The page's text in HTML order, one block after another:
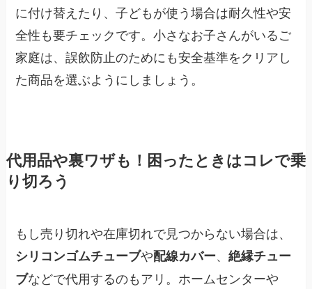
に付け替えたり、子どもが使う場合は耐久性や安
全性も要チェックです。小さなお子さんがいるご
家庭は、誤飲防止のためにも安全基準をクリアし
た商品を選ぶようにしましょう。
代用品や裏ワザも！困ったときはコレで乗
り切ろう
もし売り切れや在庫切れで見つからない場合は、
シリコンゴムチューブや配線カバー、絶縁チュー
ブなどで代用するのもアリ。ホームセンターや